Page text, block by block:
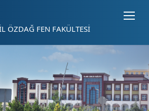
ÖZDAĞ FEN FAKÜLTESİ